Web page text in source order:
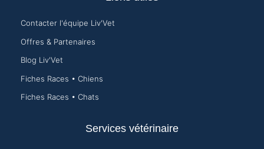
Contacter l'équipe Liv'Vet
Offres & Partenaires
Blog Liv'Vet
Fiches Races • Chiens
Fiches Races • Chats
Services vétérinaire